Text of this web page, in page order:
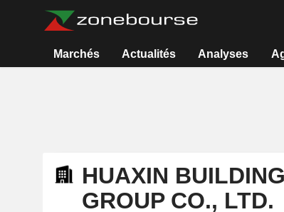
Marchés Actualités Analyses
HUAXIN
GROUP CO., LTD.